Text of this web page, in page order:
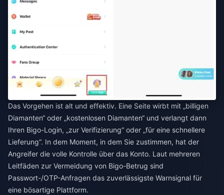
Das Vorgehen ist alt und effektiv. Eine Seite wirbt mit „billigen
Diamanten“ oder „kostenlosen Diamanten“ und verlangt dann
Ihren Bigo-Login, „zur Verifizierung“ oder „für eine schnellere
Lieferung“. In dem Moment, in dem Sie zustimmen, hat der
Angreifer die volle Kontrolle über das Konto. Laut mehreren
Leitfäden zur Vermeidung von Bigo-Betrug sind
Passwort-/OTP-Anfragen das zuverlässigste Warnsignal für
eine bösartige Plattform.